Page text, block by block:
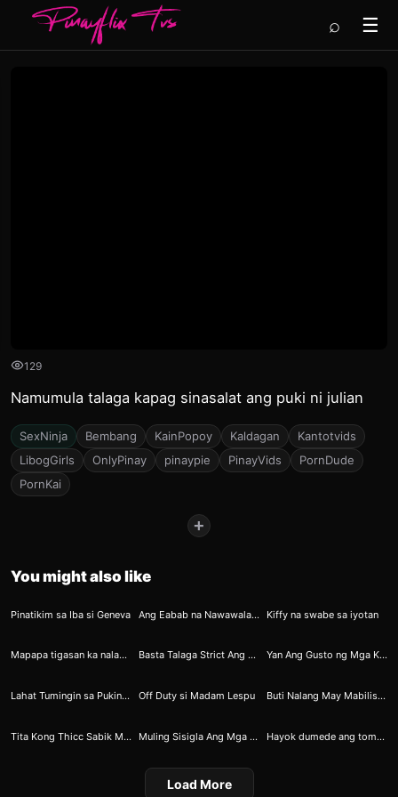
☰
⌕
129
Namumula talaga kapag sinasalat ang puki ni julian
SexNinja Bembang KainPopoy Kaldagan
Kantotvids
LibogGirls
OnlyPinay pinaypie PinayVids
PornDude
PornKai
+
You might also like
35
Pinatikim sa Iba si Geneva Ang Eabab na Nawawala sa FB, sa Pinayflix Matatagpuan Kiffy na swabe sa iyotan
98
Mapapa tigasan ka nalang sa sarap ni fiona
121
Basta Talaga Strict Ang Magulang Sabik Bumembang
156
Yan Ang Gusto ng Mga Kawatan Malusog na Pakwan
177
Lahat Tumingin sa Puking May Tahi 4
277
Off Duty si Madam Lespu
304
Buti Nalang May Mabilis na Paraan Pag Nagigipit si Sabel
386
Tita Kong Thicc Sabik Mapasukan ng Dick
429
Muling Sisigla Ang Mga Batuta Dahil Kay Ella
479
Hayok dumede ang tomboy na jowa
Load More